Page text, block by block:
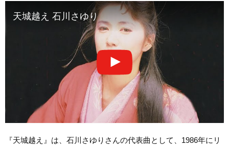
天城越え 石川さゆり
『天城越え』は、石川さゆりさんの代表曲として、1986年にリ